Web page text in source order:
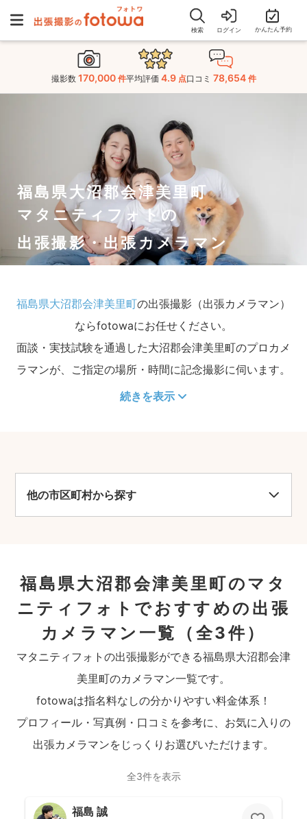
検索 ログイン かんたん予約
撮影数 170,000 件平均評価 4.9 点口コミ 78,654 件
福島県大沼郡会津美里町
マタニティフォトの
出張撮影・出張カメラマン
福島県大沼郡会津美里町の出張撮影（出張カメラマン）
ならfotowaにお任せください。
面談・実技試験を通過した大沼郡会津美里町のプロカメ
ラマンが、ご指定の場所・時間に記念撮影に伺います。
続きを表示
他の市区町村から探す
福島県大沼郡会津美里町のマタ
ニティフォトでおすすめの出張
カメラマン一覧
（全3件）
マタニティフォトの出張撮影ができる福島県大沼郡会津
美里町のカメラマン一覧です。
fotowaは指名料なしの分かりやすい料金体系！
プロフィール・写真例・口コミを参考に、お気に入りの
出張カメラマンをじっくりお選びいただけます。
全3件を表示
福島 誠